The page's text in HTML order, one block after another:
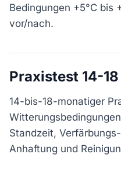
Bedingungen +5°C bis
vor/nach.
Praxistest 14-
14-bis-18-monatiger
Standzeit,
Anhaftung und